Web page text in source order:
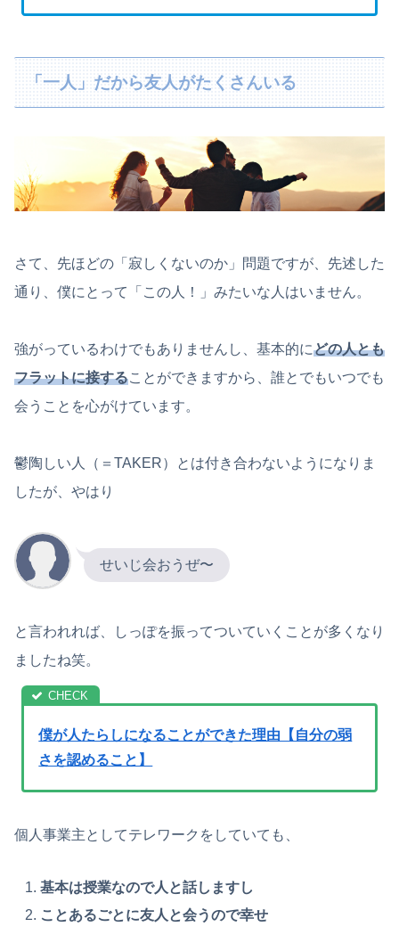
「一人」だから友人がたくさんいる
さて、先ほどの「寂しくないのか」問題ですが、先述した
通り、僕にとって「この人！」みたいな人はいません。
強がっているわけでもありませんし、基本的にどの人とも
フラットに接することができますから、誰とでもいつでも
会うことを心がけています。
鬱陶しい人（＝TAKER）とは付き合わないようになりま
したが、やはり
せいじ会おうぜ〜
と言われれば、しっぽを振ってついていくことが多くなり
ましたね笑。
僕が人たらしになることができた理由【自分の弱
さを認めること】
個人事業主としてテレワークをしていても、
基本は授業なので人と話しますし
ことあるごとに友人と会うので幸せ